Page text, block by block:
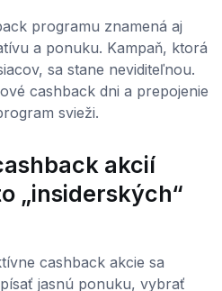
programu znamená aj
a ponuku. Kampaň, ktorá
sa stane neviditeľnou.
cashback dni a prepojenie
svieži.
akcií
„insiderských“
cashback akcie sa
jasnú ponuku, vybrať